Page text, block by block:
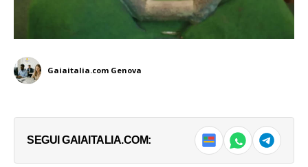
Gaiaitalia.com Genova
SEGUI GAIAITALIA.COM: